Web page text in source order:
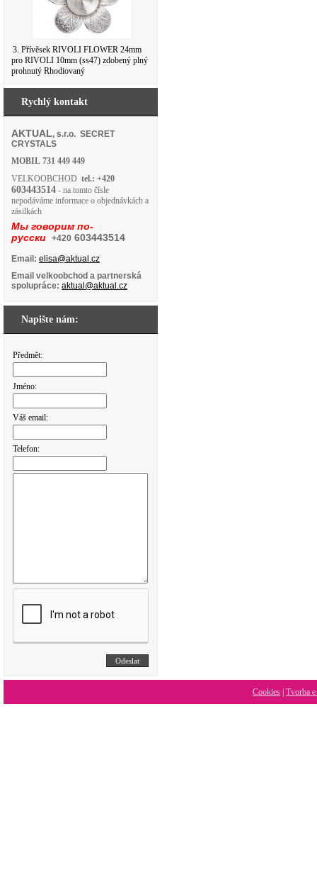
3. Přívěsek RIVOLI FLOWER 24mm
pro RIVOLI 10mm (ss47) zdobený plný
prohnutý Rhodiovaný
Rychlý kontakt
AKTUAL, s.r.o. SECRET
CRYSTALS
MOBIL 731 449 449
VELKOOBCHOD tel.: +420
603443514 - na tomto čísle
nepodáváme informace o objednávkách a
zásilkách
Мы говорим по-
русски +420 603443514
Email: elisa@aktual.cz
Email velkoobchod a partnerská
spolupráce: aktual@aktual.cz
Napište nám:
Předmět:
Jméno:
Váš email:
Telefon:
Cookies Tvorba